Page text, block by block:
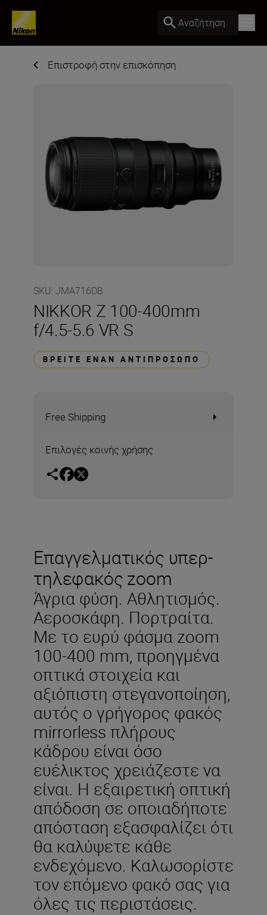
Αναζήτηση
Επιστροφή στην επισκόπηση
SKU: JMA716DB
NIKKOR Z 100-400mm
f/4.5-5.6 VR S
ΒΡΕΊΤΕ ΈΝΑΝ ΑΝΤΙΠΡΌΣΩΠΟ
Free Shipping
Επιλογές κοινής χρήσης
Επαγγελματικός υπερ-
τηλεφακός zoom
Άγρια φύση. Αθλητισμός.
Αεροσκάφη. Πορτραίτα.
Με το ευρύ φάσμα zoom
100-400 mm, προηγμένα
οπτικά στοιχεία και
αξιόπιστη στεγανοποίηση,
αυτός ο γρήγορος φακός
mirrorless πλήρους
κάδρου είναι όσο
ευέλικτος χρειάζεστε να
είναι. Η εξαιρετική οπτική
απόδοση σε οποιαδήποτε
απόσταση εξασφαλίζει ότι
θα καλύψετε κάθε
ενδεχόμενο. Καλωσορίστε
τον επόμενο φακό σας για
όλες τις περιστάσεις.